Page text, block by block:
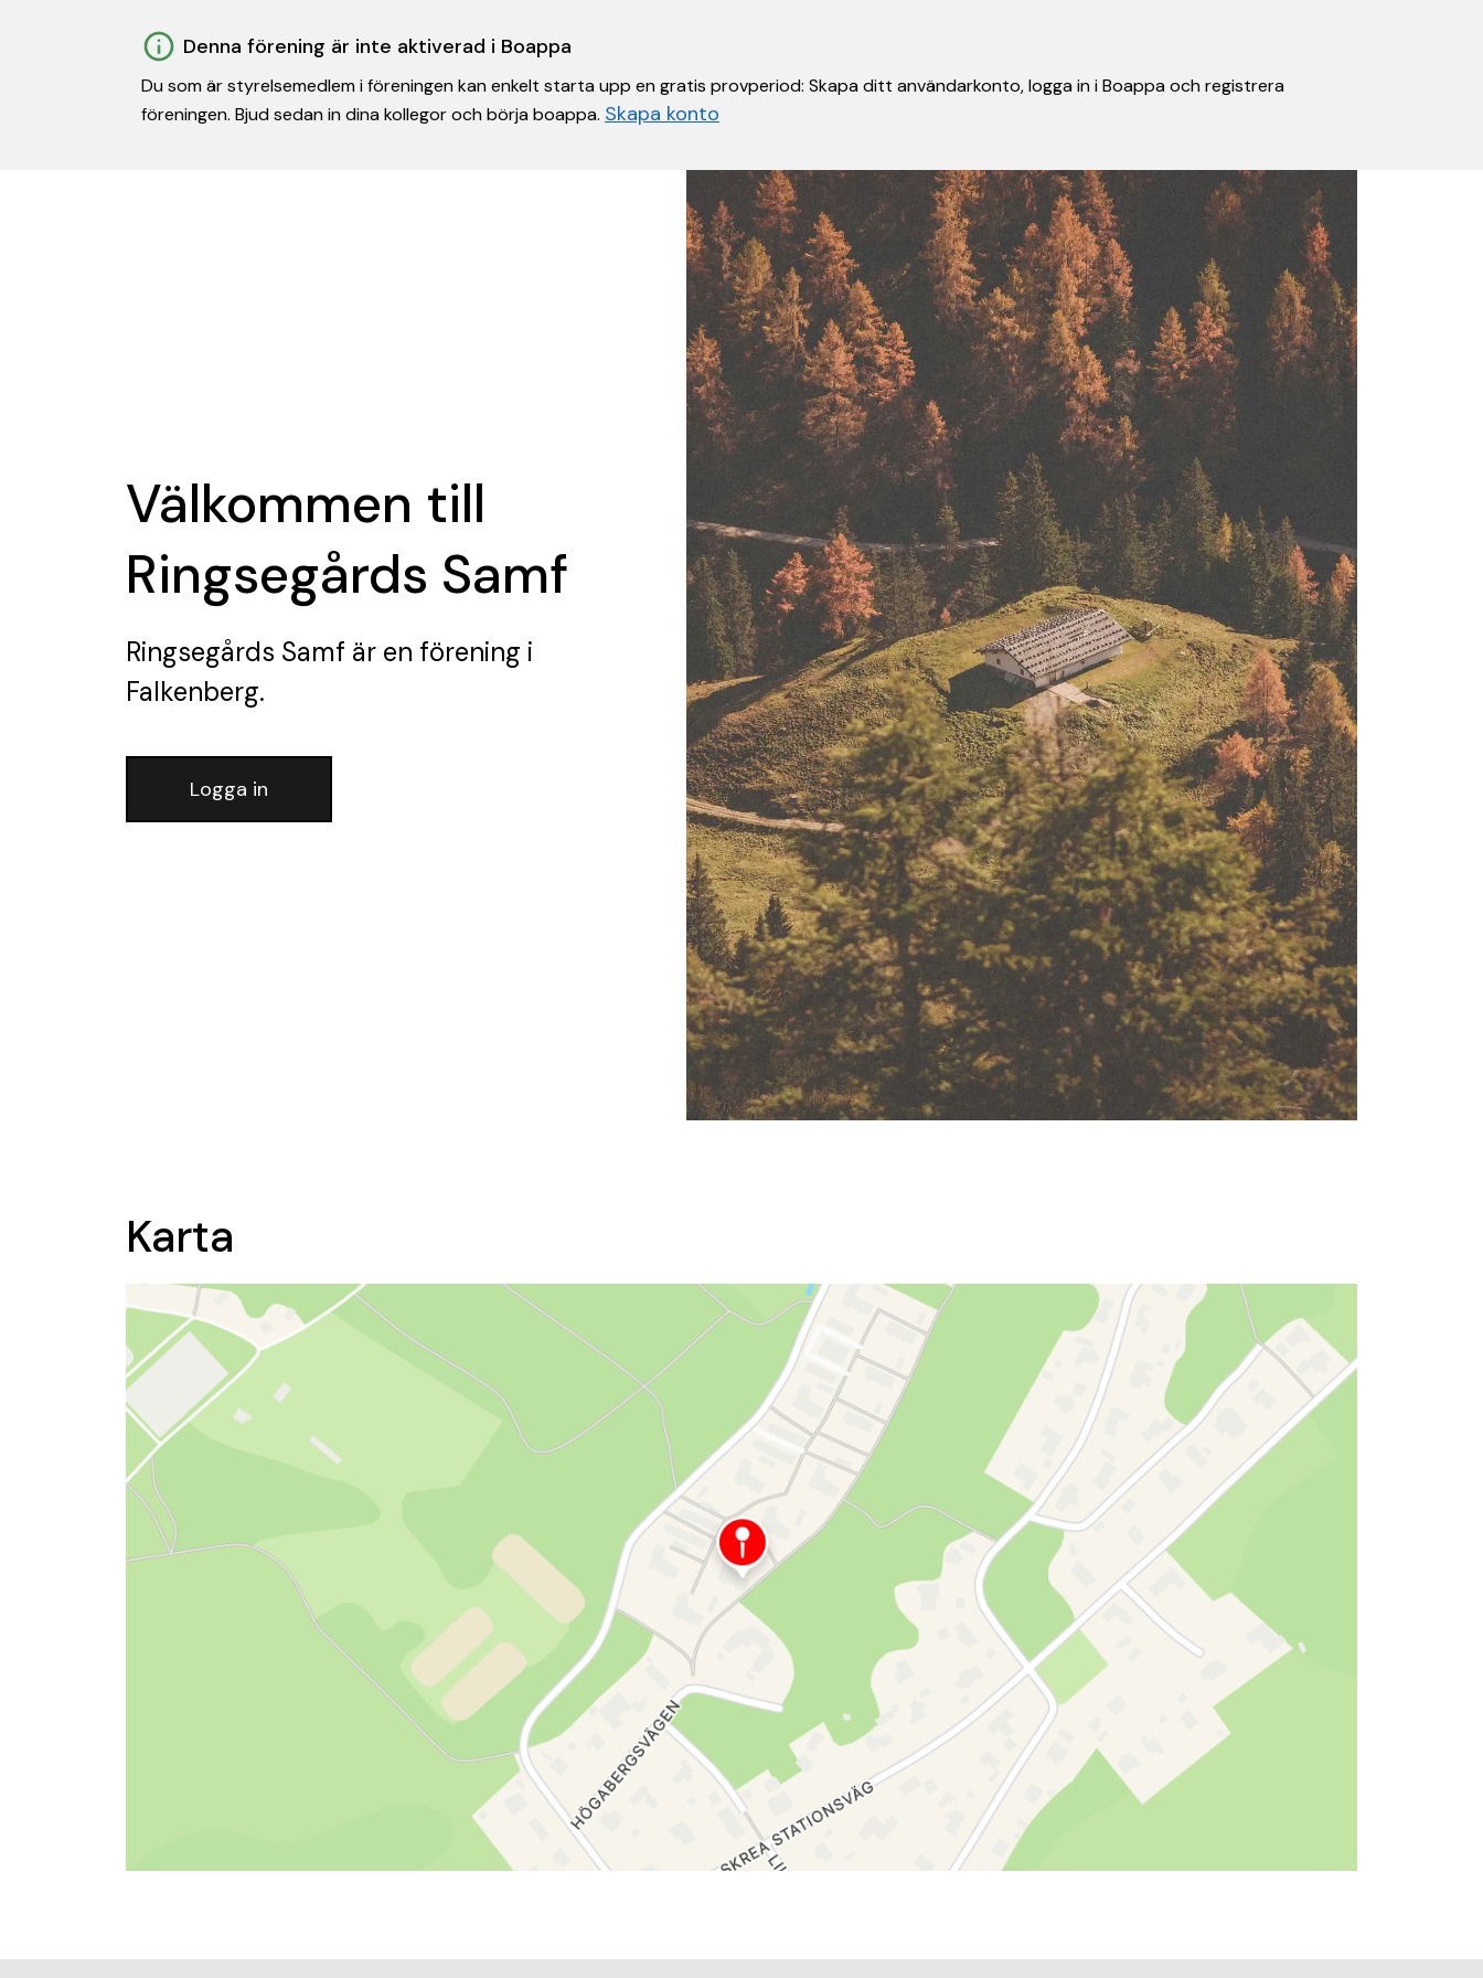
Denna förening är inte aktiverad i Boappa
Du som är styrelsemedlem i föreningen kan enkelt starta upp en gratis provperiod: Skapa ditt användarkonto, logga in i Boappa och registrera
föreningen. Bjud sedan in dina kollegor och börja boappa. Skapa konto
Välkommen till
Ringsegårds Samf
Ringsegårds Samf är en förening i
Falkenberg.
Logga in
Karta